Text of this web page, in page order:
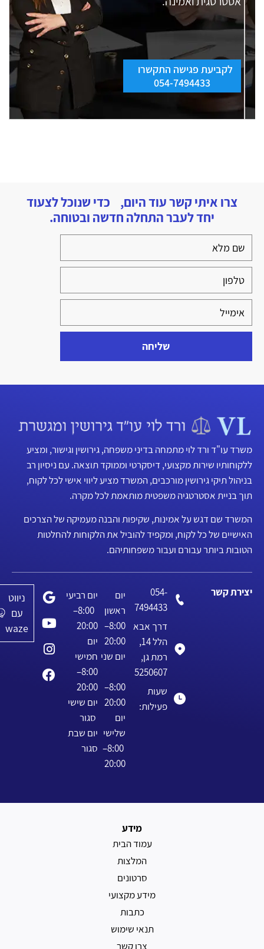
לקביעת פגישה התקשרו
054-7494433
צרו איתי קשר עוד היום, כדי שנוכל לצעוד
יחד לעבר התחלה חדשה ובטוחה.
שליחה
משרד עו"ד ורד לוי מתמחה בדיני משפחה, גירושין וגישור, ומציע
ללקוחותיו שירות מקצועי, דיסקרטי וממוקד תוצאה. עם ניסיון רב
בניהול תיקי גירושין מורכבים, המשרד מציע ליווי אישי לכל לקוח,
תוך בניית אסטרטגיה משפטית מותאמת לכל מקרה.
המשרד שם דגש על אמינות, שקיפות והבנה מעמיקה של הצרכים
האישיים של כל לקוח, ומקפיד להוביל את הלקוחות להחלטות
הטובות ביותר עבורם ועבור משפחותיהם.
יצירת קשר
054-
7494433
דרך אבא
הלל 14,
רמת גן,
5250607
שעות
פעילות:
ראשון
8:00–
20:00
יום שני
8:00–
20:00
שלישי
8:00–
20:00
יום רביעי
8:00–
20:00
יום
חמישי
8:00–
20:00
יום שישי
סגור
יום שבת
סגור
ניווט
עם
waze
מידע
עמוד הבית
המלצות
סרטונים
מידע מקצועי
כתבות
תנאי שימוש
צרו קשר